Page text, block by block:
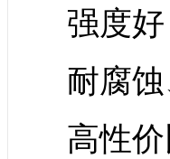
强度好
耐腐
高性